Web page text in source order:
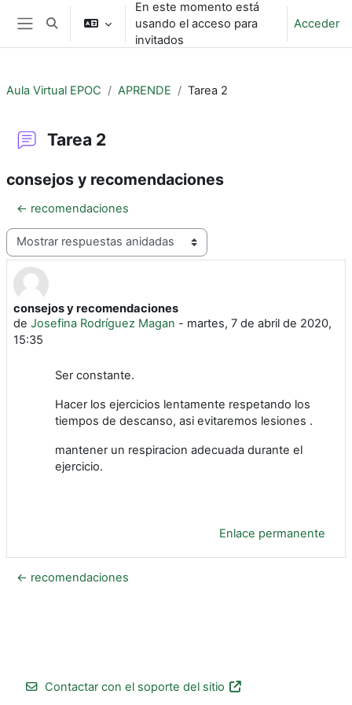
Salta al contenido principal
Panel lateral
Selector de búsqueda de entrada
En este momento está
usando el acceso para
invitados
Acceder
Aula Virtual EPOC APRENDE Tarea 2
Tarea 2
consejos y recomendaciones
← recomendaciones
Mostrar modo
consejos y recomendaciones
de Josefina Rodríguez Magan - martes, 7 de abril de 2020,
15:35
Número de respuestas: 0
Ser constante.
Hacer los ejercicios lentamente respetando los
tiempos de descanso, asi evitaremos lesiones .
mantener un respiracion adecuada durante el
ejercicio.
Enlace permanente
← recomendaciones
Contactar con el soporte del sitio